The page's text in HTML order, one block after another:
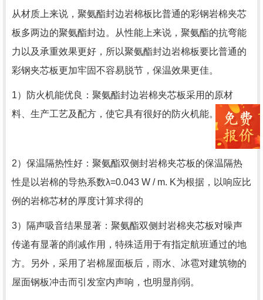
从材质上来说，聚氨酯封边岩棉板比普通的彩钢岩棉夹芯
板多两边的聚氨酯封边。从性能上来说，聚氨酯的抗弯能
力以及承重效果更好，所以聚氨酯封边岩棉板要比普通的
彩钢夹芯板更加牢固不容易脱节，保温效果更佳。
1）防火机能优良：聚氨酯封边岩棉夹芯板采用的原材
料、生产工艺及配方，使它具有很好的防火机能。
2）保温隔热性好：聚氨酯双侧封岩棉夹芯板的保温隔热
性是以岩棉的导热系数λ=0.043 W / m. K为根据，以响应比
例的岩棉芯材的厚度计算求得的
3）隔声吸音结果显著：聚氨酯双侧封岩棉夹芯板对噪声
传递有显著的削减作用，特殊适用于有指定航班通过的地
方。另外，采用了岩棉屋面板后，雨水、冰雹对建筑物的
屋面钢板冲击而引发室内声响，也明显削弱。